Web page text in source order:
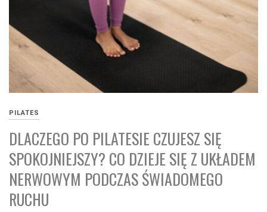
PILATES
DLACZEGO PO PILATESIE CZUJESZ SIĘ
SPOKOJNIEJSZY? CO DZIEJE SIĘ Z UKŁADEM
NERWOWYM PODCZAS ŚWIADOMEGO
RUCHU